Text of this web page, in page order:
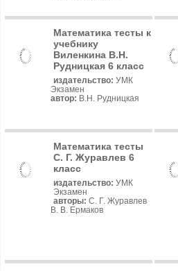
Математика тесты к
учебнику
Виленкина В.Н.
Рудницкая 6 класс
издательство: УМК
Экзамен
автор: В.Н. Рудницкая
Математика тесты
С. Г. Журавлев 6
класс
издательство: УМК
Экзамен
авторы: С. Г. Журавлев
В. В. Ермаков